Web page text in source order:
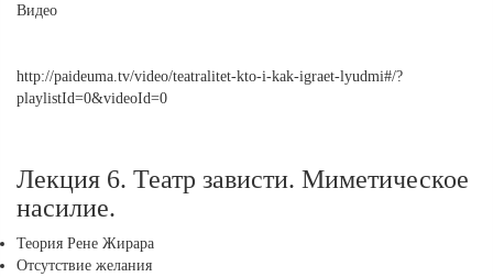
Видео
http://paideuma.tv/video/teatralitet-kto-i-kak-igraet-lyudmi#/?
playlistId=0&videoId=0
Лекция 6. Театр зависти. Миметическое
насилие.
Теория Рене Жирара
Отсутствие желания